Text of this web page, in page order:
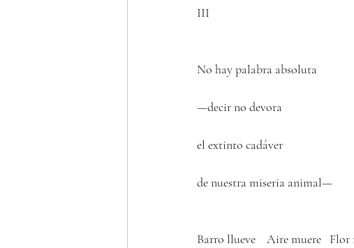
III
No hay palabra absoluta
—decir no devora
el extinto cadáver
de nuestra miseria animal—
Barro llueve    Aire muere